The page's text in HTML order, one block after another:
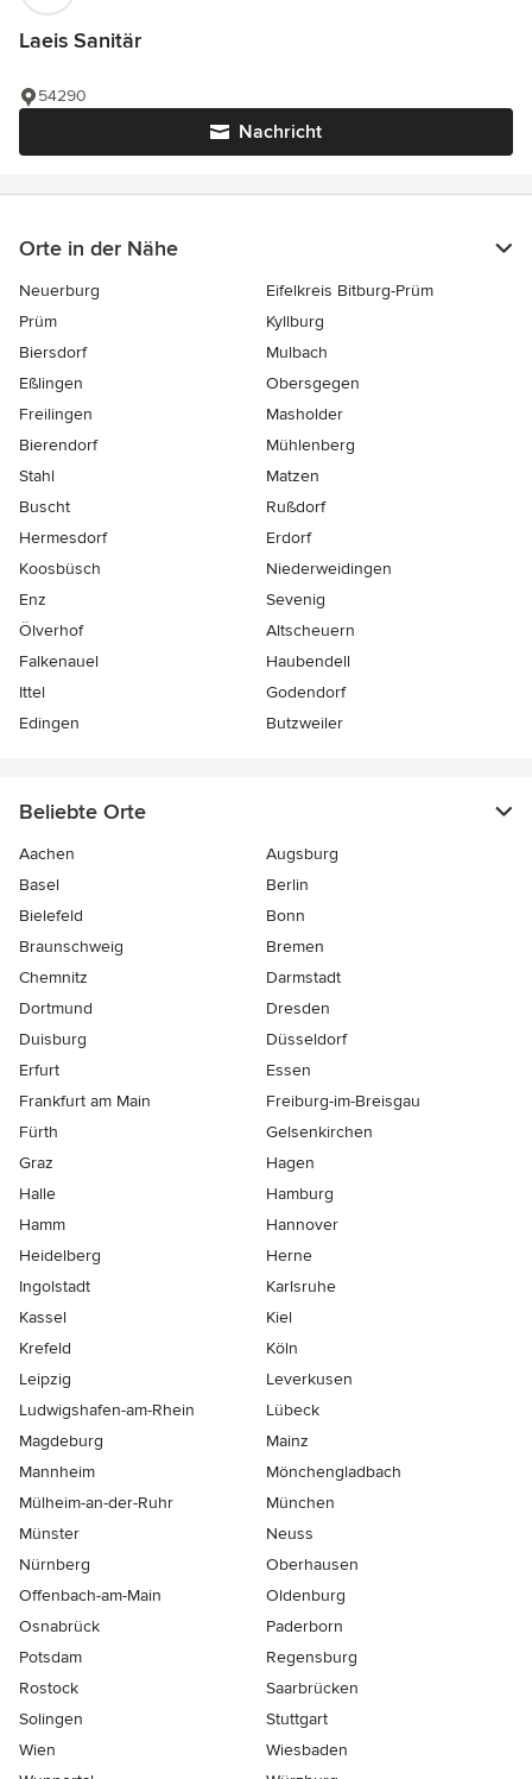
Laeis Sanitär
Nachricht
54290
Orte in der Nähe
Neuerburg
Eifelkreis Bitburg-Prüm
Prüm
Kyllburg
Biersdorf
Mulbach
Eßlingen
Obersgegen
Freilingen
Masholder
Bierendorf
Mühlenberg
Stahl
Matzen
Buscht
Rußdorf
Hermesdorf
Erdorf
Koosbüsch
Niederweidingen
Enz
Sevenig
Ölverhof
Altscheuern
Falkenauel
Haubendell
Ittel
Godendorf
Edingen
Butzweiler
Beliebte Orte
Aachen
Augsburg
Basel
Berlin
Bielefeld
Bonn
Braunschweig
Bremen
Chemnitz
Darmstadt
Dortmund
Dresden
Duisburg
Düsseldorf
Erfurt
Essen
Frankfurt am Main
Freiburg-im-Breisgau
Fürth
Gelsenkirchen
Graz
Hagen
Halle
Hamburg
Hamm
Hannover
Heidelberg
Herne
Ingolstadt
Karlsruhe
Kassel
Kiel
Krefeld
Köln
Leipzig
Leverkusen
Ludwigshafen-am-Rhein
Lübeck
Magdeburg
Mainz
Mannheim
Mönchen­gladbach
Mülheim-an-der-Ruhr
München
Münster
Neuss
Nürnberg
Oberhausen
Offenbach-am-Main
Oldenburg
Osnabrück
Paderborn
Potsdam
Regensburg
Rostock
Saarbrücken
Solingen
Stuttgart
Wien
Wiesbaden